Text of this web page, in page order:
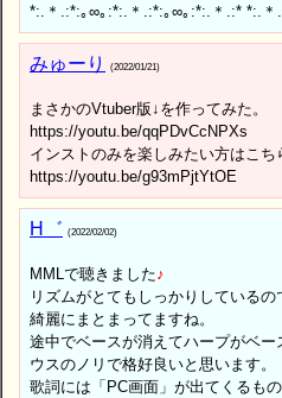
*:.＊.:*:｡∞︎｡:*:.＊.:*:｡∞︎｡:*:.＊.:* *:.
みゅーり (2022/01/21)
まさかのVtuber版↓を作ってみた。
https://youtu.be/qqPDvCcNPXs
インストのみを楽しみたい方はこち
https://youtu.be/g93mPjtYtOE
H゛ (2022/02/02)
MMLで聴きました♪
リズムがとてもしっかりしている
綺麗にまとまってますね。
途中でベースが消えてハープがベ
ウスのノリで格好良いと思います。
歌詞には「PC画面」が出てくるも